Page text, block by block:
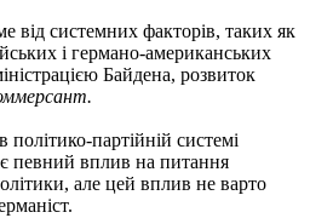
від системних факторів, таких як
і германо-американських
Байдена, розвиток
партійній системі
певний вплив на питання
але цей вплив не варто